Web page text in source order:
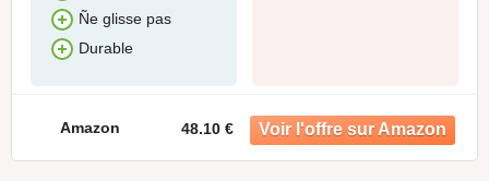
Ñe glisse pas
Durable
Amazon 48.10 €